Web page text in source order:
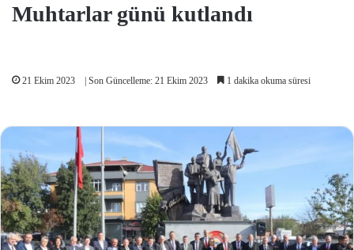
Muhtarlar günü kutlandı
21 Ekim 2023 | Son Güncelleme: 21 Ekim 2023 1 dakika okuma süresi